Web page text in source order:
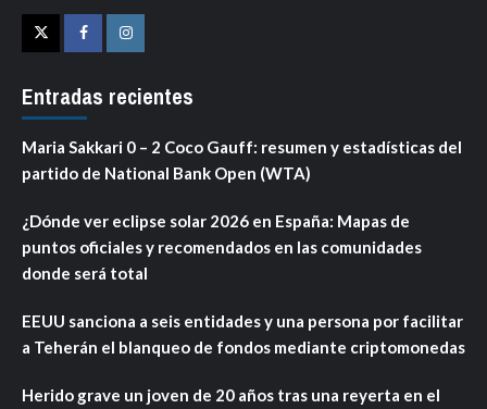
TwitterFacebookInstagram
Entradas recientes
Maria Sakkari 0 – 2 Coco Gauff: resumen y estadísticas del
partido de National Bank Open (WTA)
¿Dónde ver eclipse solar 2026 en España: Mapas de
puntos oficiales y recomendados en las comunidades
donde será total
EEUU sanciona a seis entidades y una persona por facilitar
a Teherán el blanqueo de fondos mediante criptomonedas
Herido grave un joven de 20 años tras una reyerta en el